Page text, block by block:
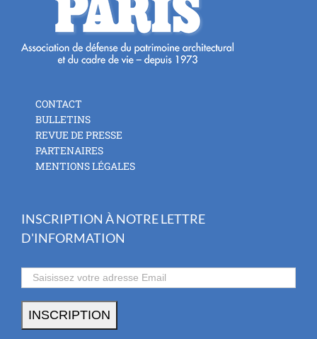
CONTACT
BULLETINS
REVUE DE PRESSE
PARTENAIRES
MENTIONS LÉGALES
INSCRIPTION À NOTRE LETTRE
D'INFORMATION